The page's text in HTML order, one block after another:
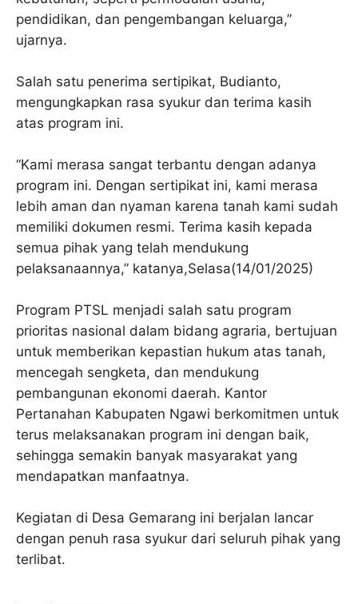
pendidikan, dan pengembangan keluarga,”
ujarnya.
Salah satu penerima sertipikat, Budianto,
mengungkapkan rasa syukur dan terima kasih
atas program ini.
“Kami merasa sangat terbantu dengan adanya
program ini. Dengan sertipikat ini, kami merasa
lebih aman dan nyaman karena tanah kami sudah
memiliki dokumen resmi. Terima kasih kepada
semua pihak yang telah mendukung
pelaksanaannya,” katanya,Selasa(14/01/2025)
Program PTSL menjadi salah satu program
prioritas nasional dalam bidang agraria, bertujuan
untuk memberikan kepastian hukum atas tanah,
mencegah sengketa, dan mendukung
pembangunan ekonomi daerah. Kantor
Pertanahan Kabupaten Ngawi berkomitmen untuk
terus melaksanakan program ini dengan baik,
sehingga semakin banyak masyarakat yang
mendapatkan manfaatnya.
Kegiatan di Desa Gemarang ini berjalan lancar
dengan penuh rasa syukur dari seluruh pihak yang
terlibat.